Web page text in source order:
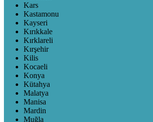
Kars
Kastamonu
Kayseri
Kırıkkale
Kırklareli
Kırşehir
Kilis
Kocaeli
Konya
Kütahya
Malatya
Manisa
Mardin
Muğla